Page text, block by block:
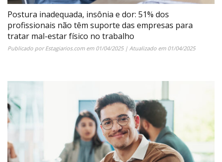
Postura inadequada, insônia e dor: 51% dos
profissionais não têm suporte das empresas para
tratar mal-estar físico no trabalho
Publicado porEstagiarios.comem 01/04/2025| Atualizado em 01/04/2025